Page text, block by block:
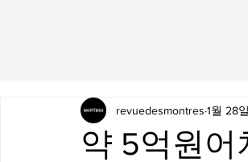
약 5억원어
revuedesmontres 1월 28일